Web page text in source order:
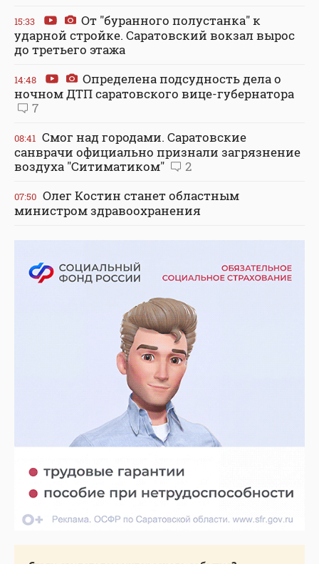
15:33
От "буранного полустанка" к
ударной стройке. Саратовский вокзал вырос
до третьего этажа
14:48
Определена подсудность дела о
ночном ДТП саратовского вице-губернатора
7
08:41 Смог над городами. Саратовские
санврачи официально признали загрязнение
воздуха "Ситиматиком"
2
07:50 Олег Костин станет областным
министром здравоохранения